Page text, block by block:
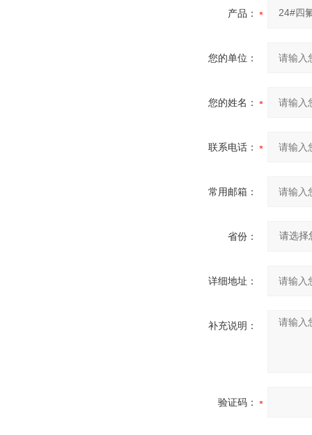
产品：
您的单位：
您的姓名：
联系电话：
常用邮箱：
省份：
详细地址：
补充说明：
验证码：